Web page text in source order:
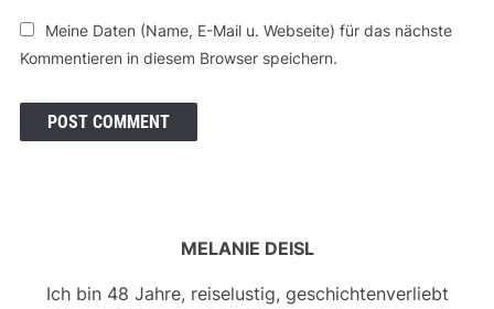
Meine Daten (Name, E-Mail u. Webseite) für das nächste
Kommentieren in diesem Browser speichern.
MELANIE DEISL
Ich bin 48 Jahre, reiselustig, geschichtenverliebt